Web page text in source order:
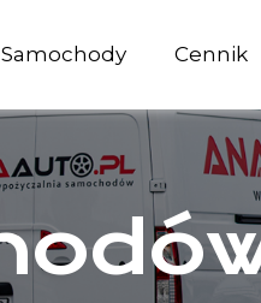
Samochody Cennik